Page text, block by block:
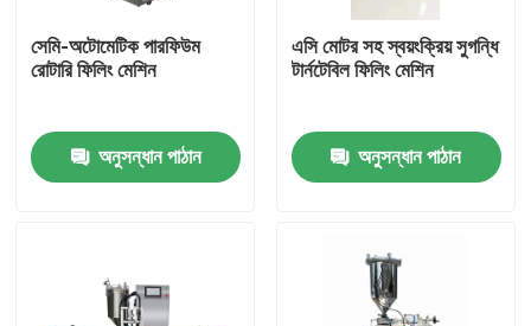
সেমি-অটোমেটিক পারফিউম
রোটারি ফিলিং মেশিন
অনুসন্ধান পাঠান
এসি মোটর সহ স্বয়ংক্রিয় সুগন্ধি
টার্নটেবিল ফিলিং মেশিন
অনুসন্ধান পাঠান